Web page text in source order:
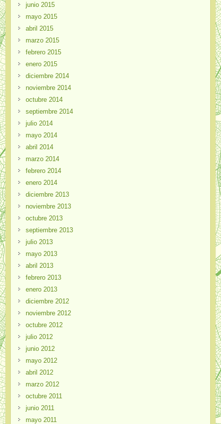
junio 2015
mayo 2015
abril 2015
marzo 2015
febrero 2015
enero 2015
diciembre 2014
noviembre 2014
octubre 2014
septiembre 2014
julio 2014
mayo 2014
abril 2014
marzo 2014
febrero 2014
enero 2014
diciembre 2013
noviembre 2013
octubre 2013
septiembre 2013
julio 2013
mayo 2013
abril 2013
febrero 2013
enero 2013
diciembre 2012
noviembre 2012
octubre 2012
julio 2012
junio 2012
mayo 2012
abril 2012
marzo 2012
octubre 2011
junio 2011
mayo 2011